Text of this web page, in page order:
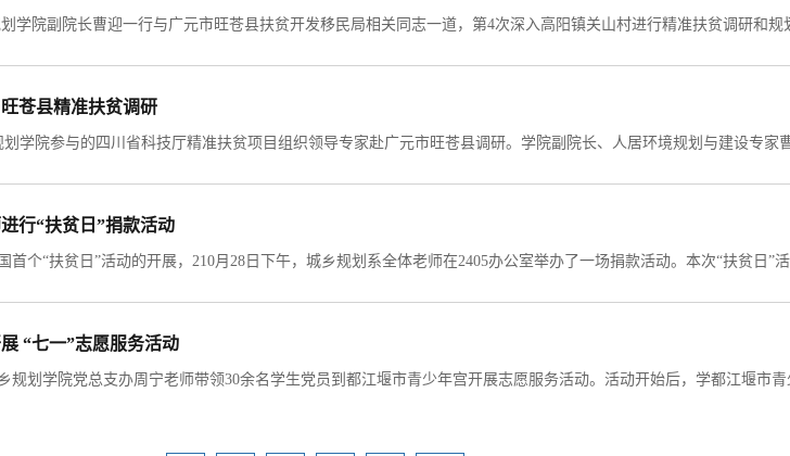
苍县精准扶贫调研
行“扶贫日”捐款活动
“七一”志愿服务活动